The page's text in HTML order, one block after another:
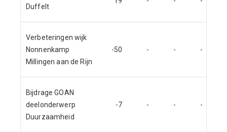
Duffelt
Verbeteringen wijk
Nonnenkamp
Millingen aan de Rijn
-50 - - -
Bijdrage GOAN
deelonderwerp
Duurzaamheid
-7 - - -